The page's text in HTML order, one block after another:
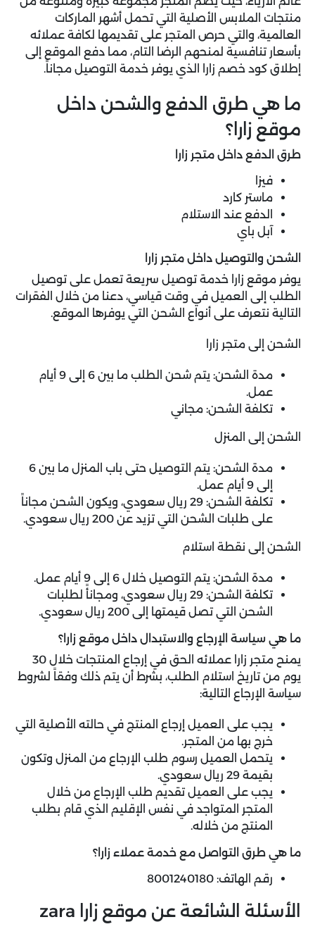
منتجات الملابس الأصلية التي تحمل أشهر الماركات
العالمية، والتي حرص المتجر على تقديمها لكافة عملائه
بأسعار تنافسية لمنحهم الرضا التام، مما دفع الموقع إلى
إطلاق كود خصم زارا الذي يوفر خدمة التوصيل مجاناً.
ما هي طرق الدفع والشحن داخل
موقع زارا؟
طرق الدفع داخل متجر زارا
فيزا
ماستر كارد
الدفع عند الاستلام
آبل باي
الشحن والتوصيل داخل متجر زارا
يوفر موقع زارا خدمة توصيل سريعة تعمل على توصيل
الطلب إلى العميل في وقت قياسي، دعنا من خلال الفقرات
التالية نتعرف على أنواع الشحن التي يوفرها الموقع.
الشحن إلى متجر زارا
مدة الشحن: يتم شحن الطلب ما بين 6 إلى 9 أيام
عمل.
تكلفة الشحن: مجاني
الشحن إلى المنزل
مدة الشحن: يتم التوصيل حتى باب المنزل ما بين 6
إلى 9 أيام عمل.
تكلفة الشحن: 29 ريال سعودي، ويكون الشحن مجاناً
على طلبات الشحن التي تزيد عن 200 ريال سعودي.
الشحن إلى نقطة استلام
مدة الشحن: يتم التوصيل خلال 6 إلى 9 أيام عمل.
تكلفة الشحن: 29 ريال سعودي، ومجانأً لطلبات
الشحن التي تصل قيمتها إلى 200 ريال سعودي.
ما هي سياسة الإرجاع والاستبدال داخل موقع زارا؟
يمنح متجر زارا عملائه الحق في إرجاع المنتجات خلال 30
يوم من تاريخ استلام الطلب، بشرط أن يتم ذلك وفقاً لشروط
سياسة الإرجاع التالية:
يجب على العميل إرجاع المنتج في حالته الأصلية التي
خرج بها من المتجر.
يتحمل العميل رسوم طلب الإرجاع من المنزل وتكون
بقيمة 29 ريال سعودي.
يجب على العميل تقديم طلب الإرجاع من خلال
المتجر المتواجد في نفس الإقليم الذي قام بطلب
المنتج من خلاله.
ما هي طرق التواصل مع خدمة عملاء زارا؟
رقم الهاتف: 8001240180
الأسئلة الشائعة عن موقع زارا zara